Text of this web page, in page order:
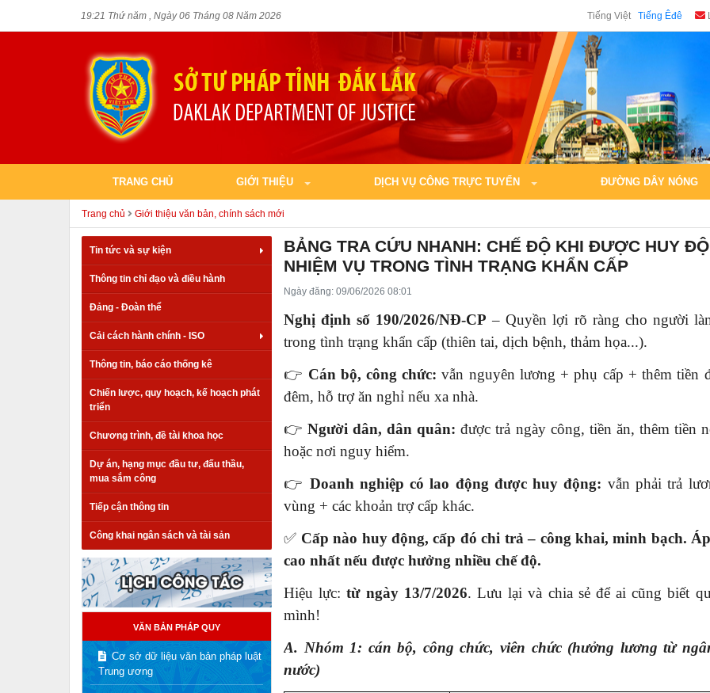
19:21 Thứ năm , Ngày 06 Tháng 08 Năm 2026 Tiếng Việt Tiếng Êđê
TRANG CHỦ GIỚI THIỆU DỊCH VỤ CÔNG TRỰC TUYẾN ĐƯỜNG DÂY NÓNG
Trang chủ Giới thiệu văn bản, chính sách mới
Tin tức và sự kiện
Thông tin chỉ đạo và điều hành
Đảng - Đoàn thể
Cải cách hành chính - ISO
Thông tin, báo cáo thống kê
Chiến lược, quy hoạch, kế hoạch phát
triển
Chương trình, đề tài khoa học
Dự án, hạng mục đầu tư, đấu thầu,
mua sắm công
Tiếp cận thông tin
Công khai ngân sách và tài sản
VĂN BẢN PHÁP QUY
Cơ sở dữ liệu văn bản pháp luật
Trung ương
BẢNG TRA CỨU NHANH: CHẾ ĐỘ KHI ĐƯỢC HUY
NHIỆM VỤ TRONG TÌNH TRẠNG KHẨN CẤP
Ngày đăng: 09/06/2026 08:01
Nghị định số 190/2026/NĐ-CP – Quyền lợi rõ ràng cho người
trong tình trạng khẩn cấp (thiên tai, dịch bệnh, thảm họa...).
👉 Cán bộ, công chức: vẫn nguyên lương + phụ cấp + thêm tiền
đêm, hỗ trợ ăn nghỉ nếu xa nhà.
👉 Người dân, dân quân: được trả ngày công, tiền ăn, thêm tiền
hoặc nơi nguy hiểm.
👉 Doanh nghiệp có lao động được huy động: vẫn phải trả
vùng + các khoản trợ cấp khác.
✅ Cấp nào huy động, cấp đó chi trả – công khai, minh bạch.
cao nhất nếu được hưởng nhiều chế độ.
Hiệu lực:từ ngày 13/7/2026. Lưu lại và chia sẻ để ai cũng biết
mình!
A. Nhóm 1: cán bộ, công chức, viên chức (hưởng lương từ
nước)